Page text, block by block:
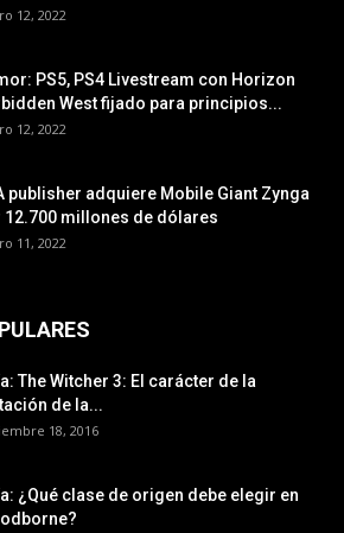
12, 2022
PS5, PS4 Livestream con Horizon
West fijado para principios...
12, 2022
publisher adquiere Mobile Giant Zynga
12.700 millones de dólares
11, 2022
The Witcher 3: El carácter de la
de la...
18, 2016
¿Qué clase de origen debe elegir en